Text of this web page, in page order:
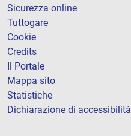
Sicurezza online
Tuttogare
Cookie
Credits
Il Portale
Mappa sito
Statistiche
Dichiarazione di accessibilità